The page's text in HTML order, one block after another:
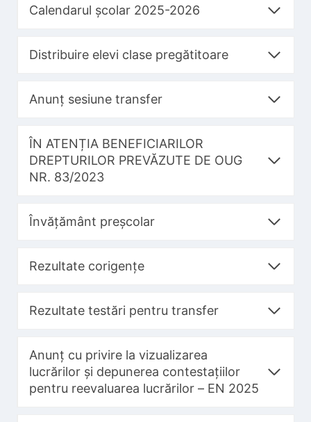
Calendarul școlar 2025-2026
Distribuire elevi clase pregătitoare
Anunț sesiune transfer
ÎN ATENȚIA BENEFICIARILOR
DREPTURILOR PREVĂZUTE DE OUG
NR. 83/2023
Învățământ preșcolar
Rezultate corigențe
Rezultate testări pentru transfer
Anunț cu privire la vizualizarea
lucrărilor și depunerea contestațiilor
pentru reevaluarea lucrărilor – EN 2025